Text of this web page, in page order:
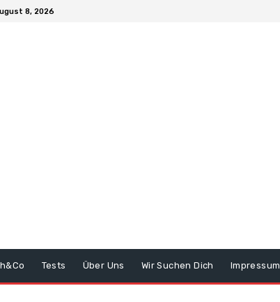
8, 2026
Tests Über Uns Wir Suchen Dich Impressum